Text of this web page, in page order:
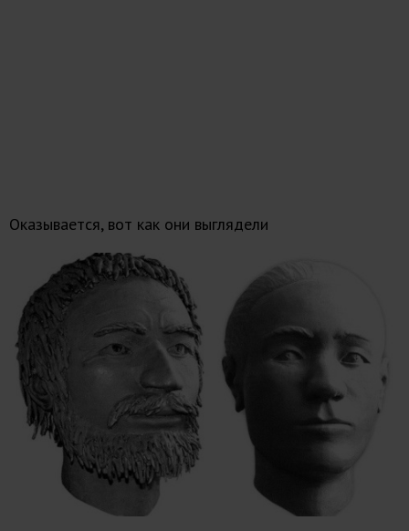
Оказывается, вот как они выглядели